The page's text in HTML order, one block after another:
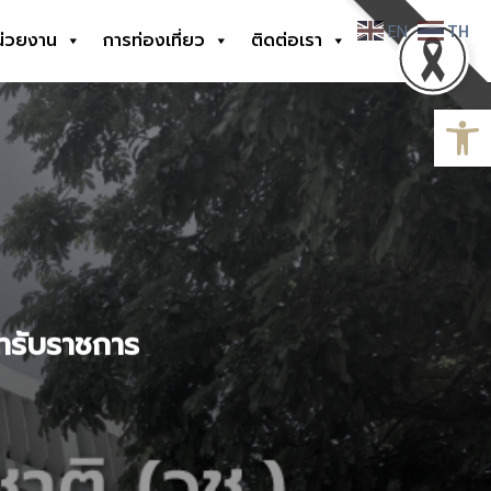
ยงาน การท่องเที่ยว ติดต่อเรา
บราชการ
EN TH